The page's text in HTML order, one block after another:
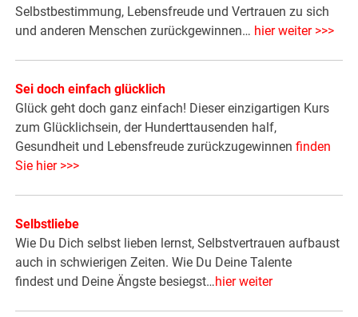
Selbstbestimmung, Lebensfreude und Vertrauen zu sich
und anderen Menschen zurückgewinnen… hier weiter >>>
Sei doch einfach glücklich
Glück geht doch ganz einfach! Dieser einzigartigen Kurs
zum Glücklichsein, der Hunderttausenden half,
Gesundheit und Lebensfreude zurückzugewinnenfinden
Sie hier >>>
Selbstliebe
Wie Du Dich selbst lieben lernst, Selbstvertrauen aufbaust
auch in schwierigen Zeiten. Wie Du Deine Talente
findest und Deine Ängste besiegst…hier weiter